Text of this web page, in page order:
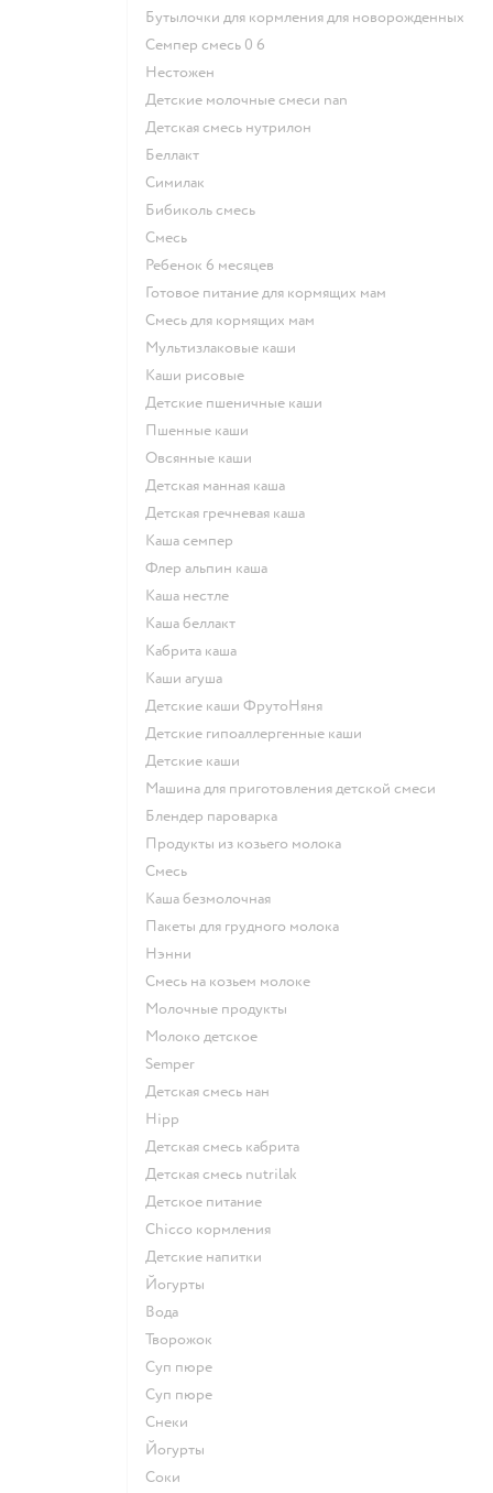
бутылочки для кормления для новорожденных
семпер смесь 0 6
нестожен
Детские молочные смеси nan
детская смесь нутрилон
беллакт
симилак
бибиколь смесь
смесь
ребенок 6 месяцев
готовое питание для кормящих мам
смесь для кормящих мам
Мультизлаковые каши
Каши рисовые
Детские пшеничные каши
Пшенные каши
овсянные каши
детская манная каша
детская гречневая каша
каша семпер
флер альпин каша
каша нестле
каша беллакт
кабрита каша
каши агуша
Детские каши ФрутоНяня
Детские гипоаллергенные каши
детские каши
машина для приготовления детской смеси
блендер пароварка
продукты из козьего молока
смесь
каша безмолочная
пакеты для грудного молока
нэнни
смесь на козьем молоке
молочные продукты
молоко детское
semper
детская смесь нан
hipp
детская смесь кабрита
детская смесь nutrilak
детское питание
chicco кормления
детские напитки
йогурты
Вода
творожок
суп пюре
суп пюре
Снеки
йогурты
Соки